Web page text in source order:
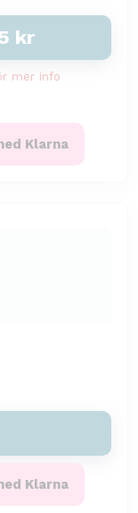
kr
mer info
Klarna
Klarna